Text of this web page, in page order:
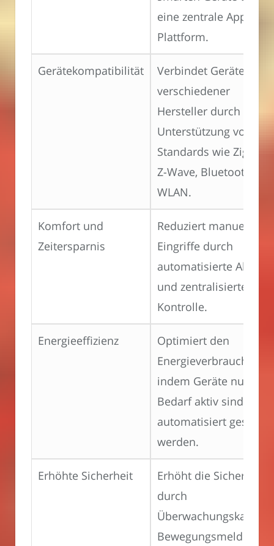
eine zentrale App oder
Plattform.
Gerätekompatibilität
Verbindet Geräte
verschiedener
Hersteller durch
Unterstützung von
Standards wie Zigbee,
Z-Wave, Bluetooth und
WLAN.
Komfort und
Zeitersparnis
Reduziert manuelle
Eingriffe durch
automatisierte Abläufe
und zentralisierte
Kontrolle.
Energieeffizienz
Optimiert den
Energieverbrauch,
indem Geräte nur bei
Bedarf aktiv sind oder
automatisiert
werden.
Erhöhte Sicherheit
Erhöht die Sicherheit
durch
Bewegungsmelder